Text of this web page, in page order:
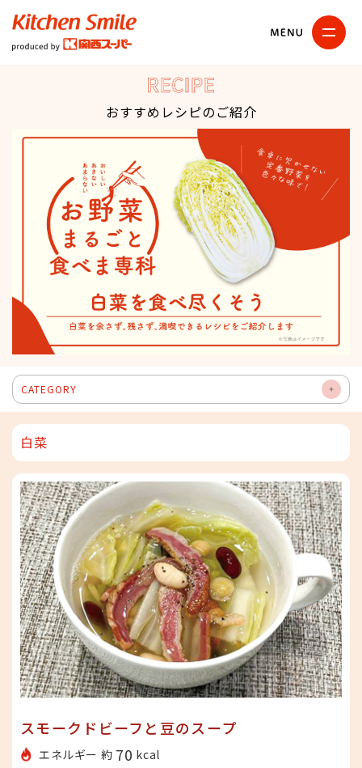
キッチンスマイル
おすすめレシピのご紹介
CATEGORY
OP
EN
白菜
スモークドビーフと豆のスープ
エネルギー 約 70 kcal